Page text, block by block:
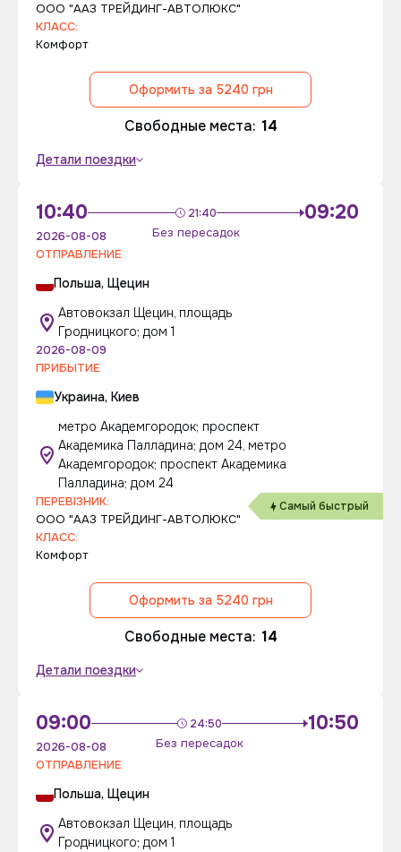
ООО "ААЗ ТРЕЙДИНГ-АВТОЛЮКС"
КЛАСС:
Комфорт
Оформить за 5240 грн
Свободные места: 14
Детали поездки
10:40 21:40
Без пересадок
09:20
2026-08-08
ОТПРАВЛЕНИЕ
Польша, Щецин
Автовокзал Щецин, площадь
Гродницкого; дом 1
2026-08-09
ПРИБЫТИЕ
Украина, Киев
метро Академгородок; проспект
Академика Палладина; дом 24, метро
Академгородок; проспект Академика
Палладина; дом 24
Самый быстрый
ПЕРЕВІЗНИК:
ООО "ААЗ ТРЕЙДИНГ-АВТОЛЮКС"
КЛАСС:
Комфорт
Оформить за 5240 грн
Свободные места: 14
Детали поездки
09:00 24:50
Без пересадок
10:50
2026-08-08
ОТПРАВЛЕНИЕ
Польша, Щецин
Автовокзал Щецин, площадь
Гродницкого; дом 1